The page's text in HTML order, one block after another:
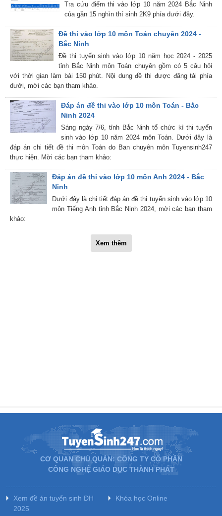
Tra cứu điểm thi vào lớp 10 năm 2024 Bắc Ninh
của gần 15 nghìn thí sinh 2K9 phía dưới đây.
Đề thi vào lớp 10 môn Toán chuyên 2024 -
Bắc Ninh
Đề thi tuyển sinh vào lớp 10 năm học 2024 - 2025
tỉnh Bắc Ninh môn Toán chuyên gồm có 5 câu hỏi
với thời gian làm bài 150 phút. Nội dung đề thi được đăng tải phía
dưới, mời các bạn tham khảo.
Đáp án đề thi vào lớp 10 môn Toán - Bắc
Ninh 2024
Sáng ngày 7/6, tỉnh Bắc Ninh tổ chức kì thi tuyển
sinh vào lớp 10 năm 2024 môn Toán. Dưới đây là
đáp án chi tiết đề thi môn Toán do Ban chuyên môn Tuyensinh247
thực hiện. Mời các bạn tham khảo:
Đáp án đề thi vào lớp 10 môn Anh 2024 - Bắc
Ninh
Dưới đây là chi tiết đáp án đề thi tuyển sinh vào lớp 10
môn Tiếng Anh tỉnh Bắc Ninh 2024, mời các bạn tham
khảo:
Xem thêm
CƠ QUAN CHỦ QUẢN: CÔNG TY CỔ PHẦN
CÔNG NGHỆ GIÁO DỤC THÀNH PHÁT
Xem đề án tuyển sinh ĐH
2025
Khóa học Online